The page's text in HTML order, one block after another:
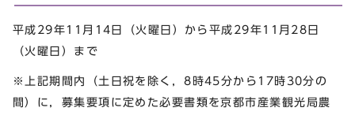
平成29年11月14日（火曜日）から平成29年11月28日
（火曜日）まで
※上記期間内（土日祝を除く，8時45分から17時30分の
間）に，募集要項に定めた必要書類を京都市産業観光局農